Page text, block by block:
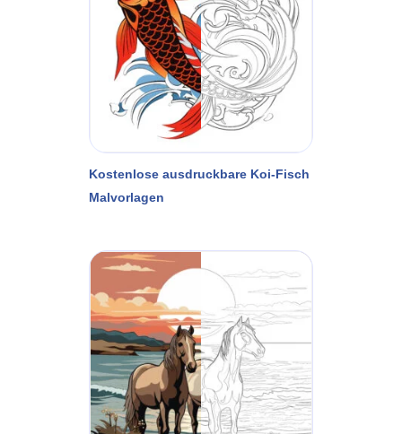
Kostenlose ausdruckbare Koi-Fisch
Malvorlagen